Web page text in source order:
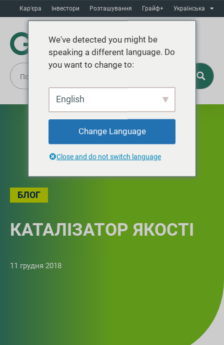
Кар'єра Інвестори Розташування Грайф+ Українська
БЛОГ
КАТАЛІЗАТОР ЯКОСТІ
11 грудня 2018
We've detected you might be
speaking a different language. Do
you want to change to:
English
Change Language
Close and do not switch language